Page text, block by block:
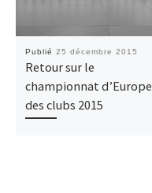
Publié 25 décembre 2015
Retour sur le
championnat d’Europe
des clubs 2015